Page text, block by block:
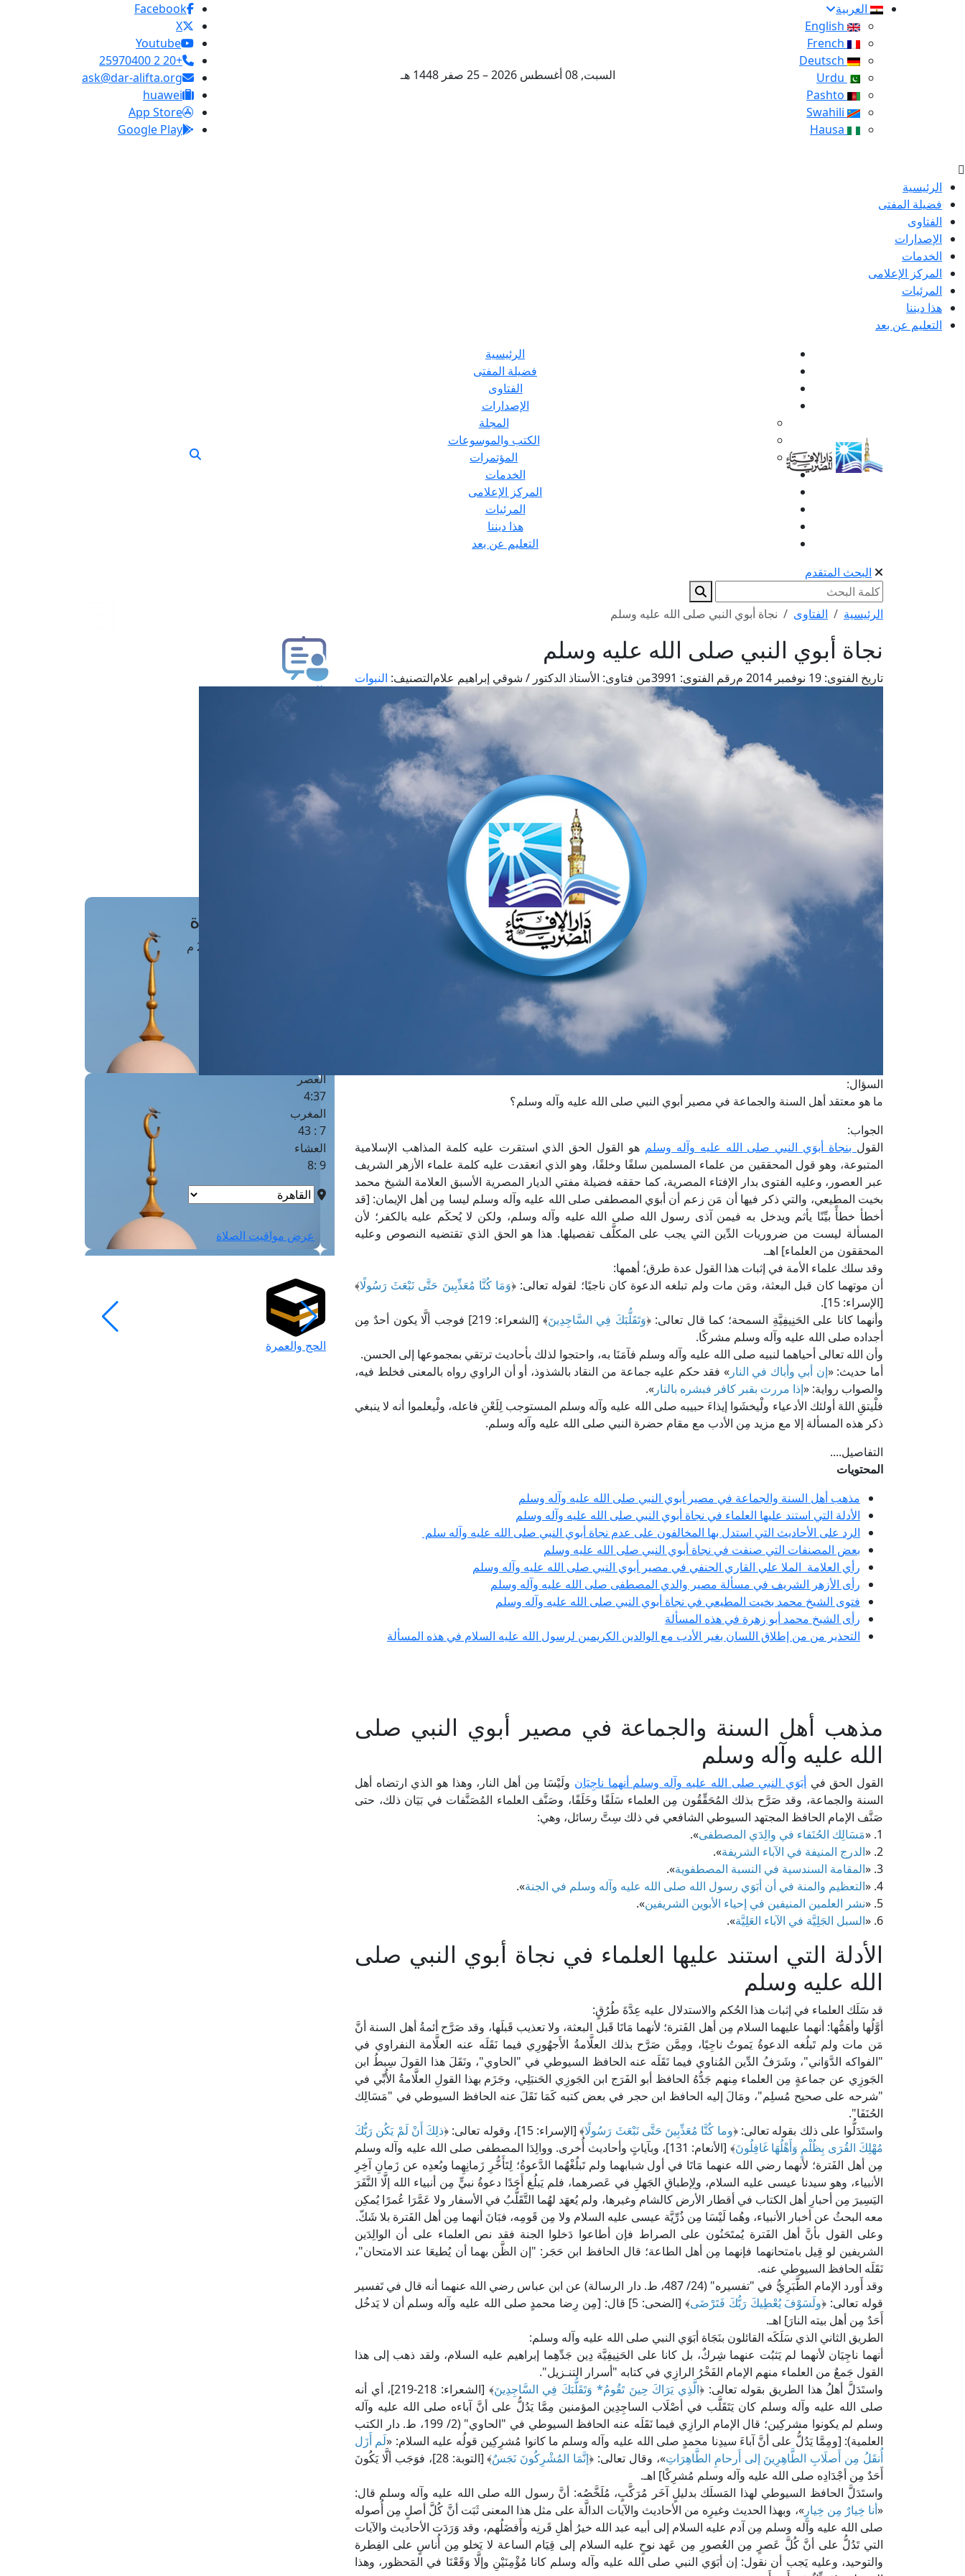
العربية
السبت, 08 أغسطس 2026 – 25 صفر 1448 هـ
Facebook
X
Youtube
+20 2 25970400
ask@dar-alifta.org
huawei
App Store
Google Play
الرئيسية
فضيلة المفتى
الفتاوى
الإصدارات
الخدمات
المركز الإعلامى
المرئيات
هذا ديننا
التعليم عن بعد
الرئيسية
فضيلة المفتى
الفتاوى
الإصدارات
المجلة
الكتب والموسوعات
المؤتمرات
الخدمات
المركز الإعلامى
المرئيات
هذا ديننا
التعليم عن بعد
البحث المتقدم
الرئيسية الفتاوى نجاة أبوي النبي صلى الله عليه وسلم
نجاة أبوي النبي صلى الله عليه وسلم
تاريخ الفتوى: رقم الفتوى: من فتاوى: الأستاذ الدكتور / شوقي إبراهيم علامالتصنيف: النبوات
السؤال:
ما هو معتقد أهل السنة والجماعة في مصير أبوي النبي صلى الله عليه وآله وسلم؟
الجواب:
القول بنجاة أبوَي النبي صلى الله عليه وآله وسلم هو القول الحق الذي استقرت عليه كلمة المذاهب الإسلامية
المتبوعة، وهو قول المحققين من علماء المسلمين سلفًا وخلفًا، وهو الذي انعقدت عليه كلمة علماء الأزهر الشريف
عبر العصور، وعليه الفتوى بدار الإفتاء المصرية، كما حققه فضيلة مفتي الديار المصرية الأسبق العلامة الشيخ محمد
بخيت المطيعي، والتي ذكر فيها أن مَن زعم أن أبوَي المصطفى صلى الله عليه وآله وسلم ليسا مِن أهل الإيمان: [قد
أخطأ خطأً بيِّنًا يأثم ويدخل به فيمن آذى رسول الله صلى الله عليه وآله وسلم، ولكن لا يُحكَم عليه بالكفر؛ لأن
المسألة ليست من ضروريات الدِّين التي يجب على المكلَّف تفصيلها. هذا هو الحق الذي تقتضيه النصوص وعليه
المحققون من العلماء] اهـ.
وقد سلك علماء الأمة في إثبات هذا القول عدة طرق؛ أهمها:
أن موتهما كان قبل البعثة، ومَن مات ولم تبلغه الدعوة كان ناجيًا؛ لقوله تعالى: ﴿وَمَا كُنَّا مُعَذِّبِينَ حَتَّى نَبْعَثَ رَسُولًا﴾
[الإسراء: 15].
وأنهما كانا على الحَنِيفِيَّةِ السمحة؛ كما قال تعالى: ﴿وَتَقَلُّبَكَ فِي السَّاجِدِينَ
﴾ [الشعراء: 219] فوجب ألَّا يكون أحدٌ مِن
أجداده صلى الله عليه وآله وسلم مشركًا.
وأن الله تعالى أحياهما لنبيه صلى الله عليه وآله وسلم فآمَنَا به، واحتجوا لذلك بأحاديث ترتقي بمجموعها إلى الحسن.
أما حديث: «إن أبي وأباك في النار» فقد حكم عليه جماعة من النقاد بالشذوذ، أو أن الراوي رواه بالمعنى فخلط فيه،
والصواب رواية: «إذا مررت بقبر كافر فبشره بالنار ».
فلْيتقِ اللهَ أولئك الأدعياء ولْيخشَوا إيذاءَ حبيبه صلى الله عليه وآله وسلم المستوجب لِلَعْنِ فاعله، ولْيعلموا أنه لا ينبغي
ذكر هذه المسألة إلا مع مزيد مِن الأدب مع مقام حضرة النبي صلى الله عليه وآله وسلم.
التفاصيل....
المحتويات
مذهب أهل السنة والجماعة في مصير أبوي النبي صلى الله عليه وآله وسلم
الأدلة التي استند عليها العلماء في نجاة أبوي النبي صلى الله عليه وآله وسلم
الرد على الأحاديث التي استدل بها المخالفون على عدم نجاة أبوي النبي صلى الله عليه وآله سلم
بعض المصنفات التي صنفت في نجاة أبوي النبي صلى الله عليه وسلم
رأي العلامة الملا علي القاري الحنفي في مصير أبوي النبي صلى الله عليه وآله وسلم
رأى الأزهر الشريف في مسألة مصير والدي المصطفى صلى الله عليه وآله وسلم
فتوى الشيخ محمد بخيت المطيعي في نجاة أبوي النبي صلى الله عليه وآله وسلم
رأى الشيخ محمد أبو زهرة في هذه المسألة
التحذير من من إطلاق اللسان بغير الأدب مع الوالدين الكريمين لرسول الله عليه السلام في هذه المسألة
مذهب أهل السنة والجماعة في مصير أبوي النبي صلى
الله عليه وآله وسلم
القول الحق في أبَوَي النبي صلى الله عليه وآله وسلم أنهما ناجِيَان ولَيْسَا مِن أهل النار، وهذا هو الذي ارتضاه أهل
السنة والجماعة، وقد صَرَّح بذلك المُحَقِّقُون مِن العلماء سَلَفًا وخَلَفًا، وصَنَّف العلماء المُصَنَّفات في بَيَان ذلك، حتى
صَنَّف الإمام الحافظ المجتهد السيوطي الشافعي في ذلك سِتَّ رسائل، وهي:
1. «
مَسَالِك الحُنَفاء في والِدَي المصطفى».
2. «
الدرج المنيفة في الآباء الشريفة».
3. «
المقامة السندسية في النسبة المصطفوية».
4. «
التعظيم والمنة في أن أبَوَي رسول الله صلى الله عليه وآله وسلم في الجنة».
5. «
نشر العلمين المنيفين في إحياء الأبوين الشريفين».
6. «
السبل الجَلِيَّة في الآباء العَلِيَّة».
الأدلة التي استند عليها العلماء في نجاة أبوي النبي صلى
الله عليه وسلم
قد سَلَك العلماء في إثبات هذا الحُكم والاستدلال عليه عِدَّةَ طُرُقٍ:
أوَّلُها وأهَمُّها: أنهما عليهما السلام مِن أهل الفَترة؛ لأنهما مَاتَا قَبل البعثة، ولا تعذيب قَبلَها، وقد صَرَّح أئمةُ أهل السنة أنَّ
مَن مات ولم تَبلُغه الدعوةُ يَموتُ ناجِيًا، ومِمَّن صَرَّح بذلك العلَّامةُ الأَجهُورِي فيما نَقَلَه عنه العلَّامة النفراوي في
"الفواكه الدَّوَاني"، وشَرَفُ الدِّين المُناوي فيما نَقَلَه عنه الحافظ السيوطي في "الحاوي"، ونَقَلَ هذا القولَ سِبطُ ابن
الجَوزِي عن جماعةٍ مِن العلماء مِنهم جَدُّهُ الحافظ أبو الفَرَج ابن الجَوزِي الحَنبَلِي، وجَزَم بهذا القولِ العلَّامةُ الأُبِّي في
"شرحه على صحيح مُسلِم"، ومَالَ إليه الحافظ ابن حجر في بعض كتبه كَمَا نَقَلَ عنه الحافظ السيوطي في "مَسَالِك
الحُنَفَا".
واستَدَلُّوا على ذلك بقوله تعالى: ﴿وما كُنَّا مُعَذِّبِينَ حَتَّى نَبْعَثَ رَسُولًا﴾ [الإسراء: 15]، وقوله تعالى: ﴿
ذلِكَ أَنْ لَمْ يَكُن رَبُّكَ
مُهْلِكَ القُرَى بِظُلْمٍ وَأَهْلُهَا غَافِلُونَ
﴾ [الأنعام: 131]، وبآياتٍ وأحاديث أُخرى. ووالِدَا المصطفى صلى الله عليه وآله وسلم
مِن أهل الفَترة؛ لأنهما رضي الله عنهما مَاتَا في أول شبابهما ولم تَبلُغْهُما الدَّعوةُ؛ لِتَأَخُّرِ زَمانِهِما وبُعدِه عن زَمانِ آخِرِ
الأنبياء، وهو سيدنا عيسى عليه السلام، ولِإطباقِ الجَهلِ في عَصرهما، فلم يَبلُغ أَحَدًا دعوةُ نبيٍّ مِن أنبياء الله إلَّا النَّفَرَ
اليَسِيرَ مِن أحبارِ أهل الكتاب في أقطار الأرض كالشام وغيرها، ولم يُعهَد لهُما التَّقَلُّبُ في الأسفار ولا عَمَّرَا عُمرًا يُمكِن
معه البحثُ عن أخبار الأنبياء، وهُما لَيْسَا مِن ذُرِّيَّة عيسى عليه السلام ولا مِن قَومِه، فبَانَ أنهما مِن أهل الفَترة بلا شَكّ.
وعلى القول بأنَّ أهل الفَترة يُمتَحَنُون على الصراط فإن أطاعوا دَخلوا الجنة فقد نص العلماء على أن الوالِدَين
الشريفين لو قِيل بامتحانهما فإنهما مِن أهل الطاعة؛ قال الحافظ ابن حَجَر: "إن الظَّن بهما أن يُطيعَا عند الامتحان"،
نَقَلَه الحافظ السيوطي عنه.
وقد أَورد الإمام الطَّبَرِيُّ في "تفسيره" (24/ 487، ط. دار الرسالة) عن ابن عباس رضي الله عنهما أنه قال في تَفسير
قوله تعالى: ﴿ولَسَوْفَ يُعْطِيكَ رَبُّكَ فَتَرْضَى
﴾ [الضحى: 5] قال: [مِن رِضا محمدٍ صلى الله عليه وآله وسلم أن لا يَدخُل
أَحَدٌ مِن أهل بيته النارَ] اهـ.
الطريق الثاني الذي سَلَكَه القائلون بنَجَاة أبَوَي النبي صلى الله عليه وآله وسلم:
أنهما ناجِيَان لأنهما لم يَثبُت عنهما شِركٌ، بل كانا على الحَنِيفِيَّة دِين جَدِّهِما إبراهيم عليه السلام، ولقد ذهب إلى هذا
القول جَمعٌ من العلماء منهم الإمام الفَخْرُ الرازِي في كتابه "أسرار التنـزيل".
واستَدَلَّ أهلُ هذا الطريق بقوله تعالى: ﴿الَّذِي يَرَاكَ حِينَ تَقُومُ* وَتَقَلُّبَكَ فِي السَّاجِدِينَ
﴾ [الشعراء: 218-219]، أي أنه
صلى الله عليه وآله وسلم كان يَتَقَلَّب في أصْلَاب الساجِدِين المؤمنين مِمَّا يَدُلُّ على أنَّ آباءه صلى الله عليه وآله
وسلم لم يكونوا مشركِين؛ قال الإمام الرازِي فيما نَقَلَه عنه الحافظ السيوطي في "الحاوي" (2/ 199، ط. دار الكتب
العلمية): [ومِمَّا يَدُلُّ على أنَّ آباءَ سيدِنا محمدٍ صلى الله عليه وآله وسلم ما كانوا مُشرِكِين قولُه عليه السلام: «لَم أَزَل
أُنقَلُ مِن أَصلَابِ الطَّاهِرِينَ إلى أَرحامِ الطَّاهِرَاتِ»، وقال تعالى: ﴿إنَّمَا المُشْرِكُونَ نَجَسٌ
﴾ [التوبة: 28]، فوَجَب ألَّا يَكُونَ
أَحَدٌ مِن أجْدَادِه صلى الله عليه وآله وسلم مُشرِكًا] اهـ.
واستَدَلَّ الحافظ السيوطي لهذا المَسلَك بدليلٍ آخَر مُرَكَّبٍ، مُلَخَّصُه: أنَّ رسول الله صلى الله عليه وآله وسلم قال:
«أنا خِيارٌ مِن خِيارٍ»، وبهذا الحديث وغيرِه من الأحاديث والآيات الدالَّة على مثل هذا المعنى ثَبَت أنَّ كُلَّ أصلٍ مِن أُصوله
صلى الله عليه وآله وسلم مِن آدم عليه السلام إلى أبيه عبد الله خيرُ أهلِ قَرنِه وأَفضَلُهم، وقد وَرَدَت الأحاديث والآيات
التي تَدُلُّ على أنَّ كُلَّ عَصرٍ مِن العُصورِ مِن عَهد نوحٍ عليه السلام إلى قِيَام الساعة لا يَخلو مِن أُناسٍ على الفِطرة
والتوحيد، وعليه يَجب أن نقول: إن أبَوَي النبي صلى الله عليه وآله وسلم كانا مُؤْمِنَيْنِ وإلَّا وَقَعْنَا في المَحظور، وهذا
طلب فتوى
حجز موعد
مَواقِيتُ الصَّـــلاة
العصر
4:37
المغرب
7 : 43
العشاء
9 :8
عرض مواقيت الصلاة
الحج والعمرة